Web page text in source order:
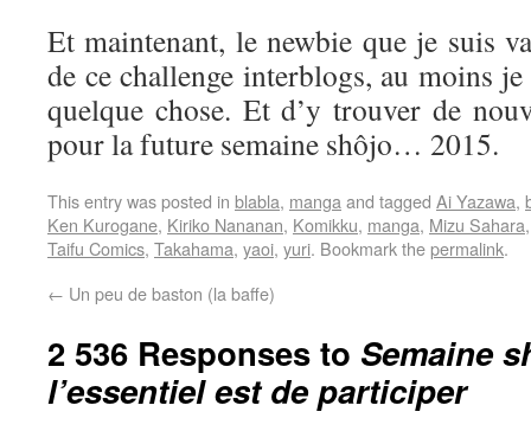
Et maintenant, le newbie que je suis
de ce challenge interblogs, au moins
quelque chose. Et d’y trouver de
pour la future semaine shôjo… 2015.
This entry was posted in blabla, mangaand tagged Ai Yazawa,
Ken Kurogane, Kiriko Nananan, Komikku, manga, Mizu Sahara
Taifu Comics, Takahama, yaoi, yuri. Bookmark thepermalink.
← Un peu de baston (la baffe)
2 536 Responses to Semaine
l’essentiel est de participer